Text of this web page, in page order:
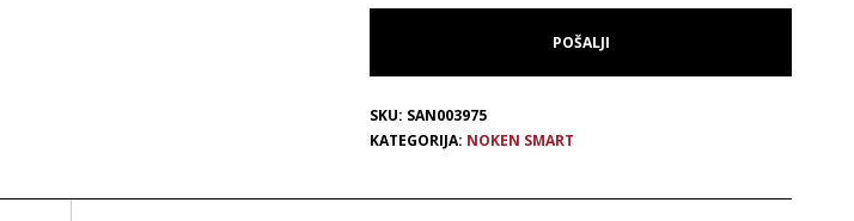
SKU: SAN003975
KATEGORIJA: NOKEN SMART